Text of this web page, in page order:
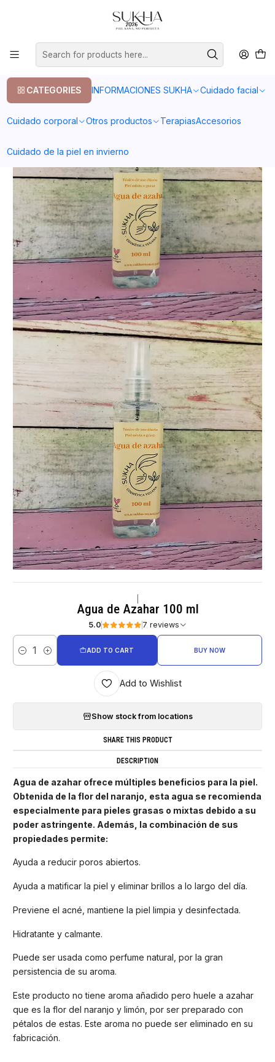
CATEGORIES INFORMACIONES SUKHA Cuidado facial
Cuidado corporal Otros productos TerapiasAccesorios
Cuidado de la piel en invierno
20% en tu primera compra con el codigo COMPRA1
Agua de Azahar 100 ml
5.0 7 reviews
Quantity
ADD TO CART BUY NOW
Add to Wishlist
Show stock from locations
SHARE THIS PRODUCT
DESCRIPTION
Agua de azahar ofrece múltiples beneficios para la piel.
Obtenida de la flor del naranjo, esta agua se recomienda
especialmente para pieles grasas o mixtas debido a su
poder astringente. Además, la combinación de sus
propiedades permite:
Ayuda a reducir poros abiertos.
Ayuda a matificar la piel y eliminar brillos a lo largo del día.
Previene el acné, mantiene la piel limpia y desinfectada.
Hidratante y calmante.
Puede ser usada como perfume natural, por la gran
persistencia de su aroma.
Este producto no tiene aroma añadido pero huele a azahar
que es la flor del naranjo y limón, por ser preparado con
pétalos de estas. Este aroma no puede ser eliminado en su
fabricación.